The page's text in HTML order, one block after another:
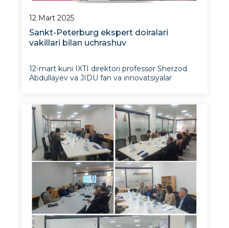
12 Mart 2025
Sankt-Peterburg ekspert doiralari
vakillari bilan uchrashuv
12-mart kuni IXTI direktori professor Sherzod
Abdullayev va JIDU fan va innovatsiyalar
Pavlovskiy hamda &ldq